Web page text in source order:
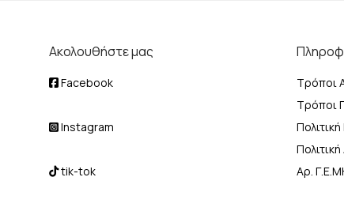
Ακολουθήστε μας
Facebook
Instagram
tik-tok
Τρόποι
Τρόποι
Αρ.